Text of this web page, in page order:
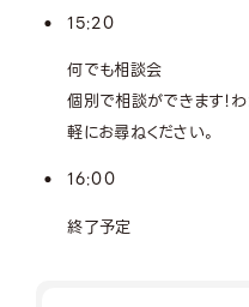
15:20
何でも相談会
個別で相談ができます！
軽にお尋ねください。
16:00
終了予定